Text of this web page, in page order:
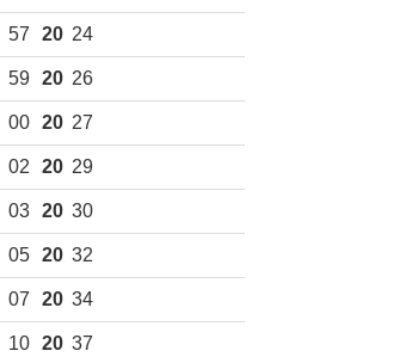
57 20 24
59 20 26
00 20 27
02 20 29
03 20 30
05 20 32
07 20 34
10 20 37